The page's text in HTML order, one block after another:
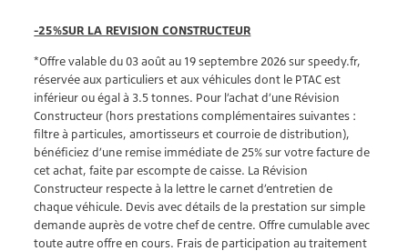
-25%SUR LA REVISION CONSTRUCTEUR
*Offre valable du 03 août au 19 septembre 2026 sur speedy.fr,
réservée aux particuliers et aux véhicules dont le PTAC est
inférieur ou égal à 3.5 tonnes. Pour l’achat d’une Révision
Constructeur (hors prestations complémentaires suivantes :
filtre à particules, amortisseurs et courroie de distribution),
bénéficiez d’une remise immédiate de 25% sur votre facture de
cet achat, faite par escompte de caisse. La Révision
Constructeur respecte à la lettre le carnet d’entretien de
chaque véhicule. Devis avec détails de la prestation sur simple
demande auprès de votre chef de centre. Offre cumulable avec
toute autre offre en cours. Frais de participation au traitement